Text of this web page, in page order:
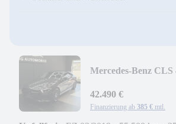
Mercedes-Benz CLS
42.490 €
Finanzierung ab 385 € mtl.